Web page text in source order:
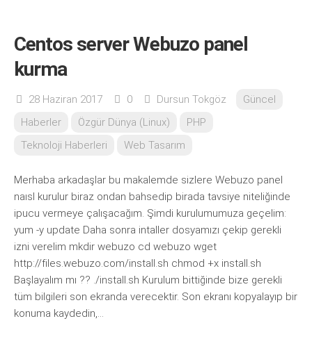
Centos server Webuzo panel
kurma
28 Haziran 2017 0 Dursun Tokgöz
Güncel
Haberler
Özgür Dünya (Linux)
PHP
Teknoloji Haberleri
Web Tasarım
Merhaba arkadaşlar bu makalemde sizlere Webuzo panel
naısl kurulur biraz ondan bahsedip birada tavsiye niteliğinde
ipucu vermeye çalışacağım. Şimdi kurulumumuza geçelim:
yum -y update Daha sonra intaller dosyamızı çekip gerekli
izni verelim mkdir webuzo cd webuzo wget
http://files.webuzo.com/install.sh chmod +x install.sh
Başlayalım mı ?? ./install.sh Kurulum bittiğinde bize gerekli
tüm bilgileri son ekranda verecektir. Son ekranı kopyalayıp bir
konuma kaydedin,...